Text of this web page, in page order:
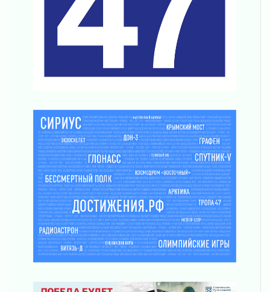
Ленобласть повышает производительность
труда в ЖКХ
Поддержка волонтерских объединений
Ладожский мост полностью закроют на два
Музеи Ленобласти обновляют пространства
03 августа 2026
Новая площадка: 2027
03 августа 2026
Часть медиков в Ленобласти сможет
рассчитывать на доплату от региона
03 августа 2026
За сутки в Ленинградской области
ликвидировали 10 пожаров
03 августа 2026
Клюква наливается, но в корзинку пока не
03 августа 2026